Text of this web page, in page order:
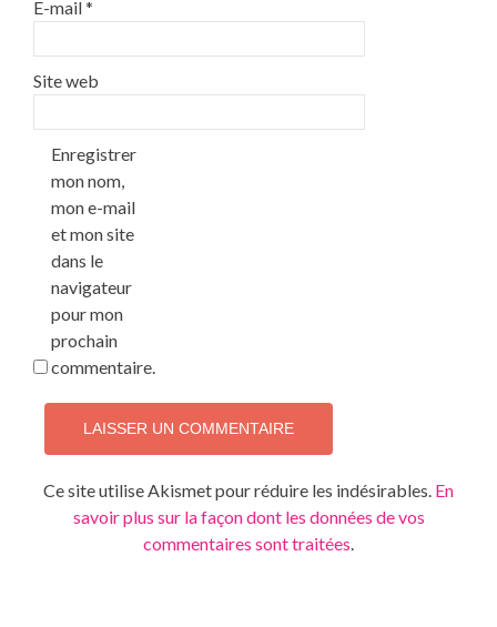
E-mail*
Site web
Enregistrer
mon nom,
mon e-mail
et mon site
dans le
navigateur
pour mon
prochain
commentaire.
Ce site utilise Akismet pour réduire les indésirables. En
savoir plus sur la façon dont les données de vos
commentaires sont traitées.